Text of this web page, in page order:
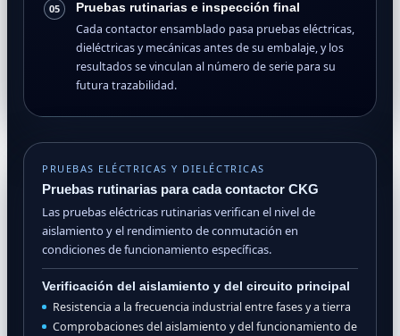
05 Pruebas rutinarias e inspección final
Cada contactor ensamblado pasa pruebas eléctricas,
dieléctricas y mecánicas antes de su embalaje, y los
resultados se vinculan al número de serie para su
futura trazabilidad.
PRUEBAS ELÉCTRICAS Y DIELÉCTRICAS
Pruebas rutinarias para cada contactor CKG
Las pruebas eléctricas rutinarias verifican el nivel de
aislamiento y el rendimiento de conmutación en
condiciones de funcionamiento específicas.
Verificación del aislamiento y del circuito principal
Resistencia a la frecuencia industrial entre fases y a tierra
Comprobaciones del aislamiento y del funcionamiento de